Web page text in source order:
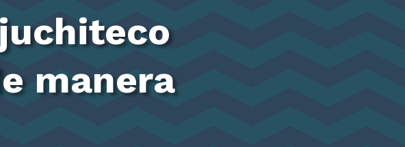
manera